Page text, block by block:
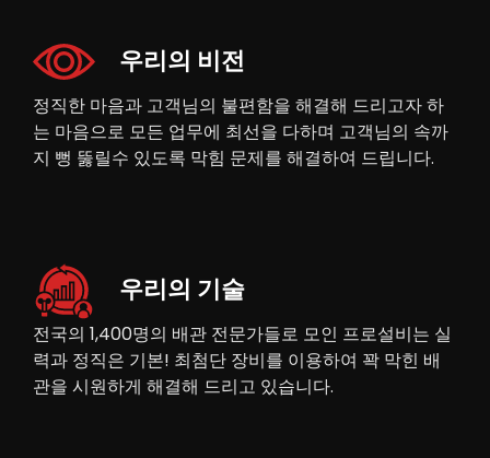
우리의 비전
정직한 마음과 고객님의 불편함을 해결해 드리고자 하
는 마음으로 모든 업무에 최선을 다하며 고객님의 속까
지 뻥 뚫릴수 있도록 막힘 문제를 해결하여 드립니다.
우리의 기술
전국의 1,400명의 배관 전문가들로 모인 프로설비는 실
력과 정직은 기본! 최첨단 장비를 이용하여 꽉 막힌 배
관을 시원하게 해결해 드리고 있습니다.